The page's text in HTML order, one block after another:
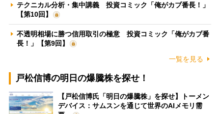
テクニカル分析・集中講義 投資コミック「俺がカブ番長！」
【第10回】
不透明相場に勝つ信用取引の極意 投資コミック「俺がカブ番
長！」【第9回】
一覧を見る
戸松信博の明日の爆騰株を探せ！
【戸松信博氏「明日の爆騰株」を探せ】トーメン
デバイス：サムスンを通じて世界のAIメモリ需